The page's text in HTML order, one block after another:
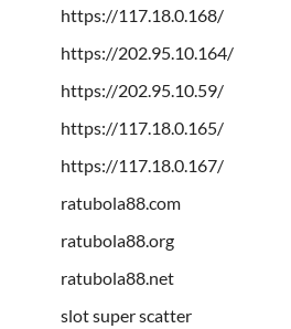
https://117.18.0.168/
https://202.95.10.164/
https://202.95.10.59/
https://117.18.0.165/
https://117.18.0.167/
ratubola88.com
ratubola88.org
ratubola88.net
slot super scatter